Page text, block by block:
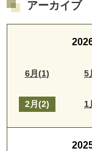
アーカイブ
6月(1) 5
2月(2) 1